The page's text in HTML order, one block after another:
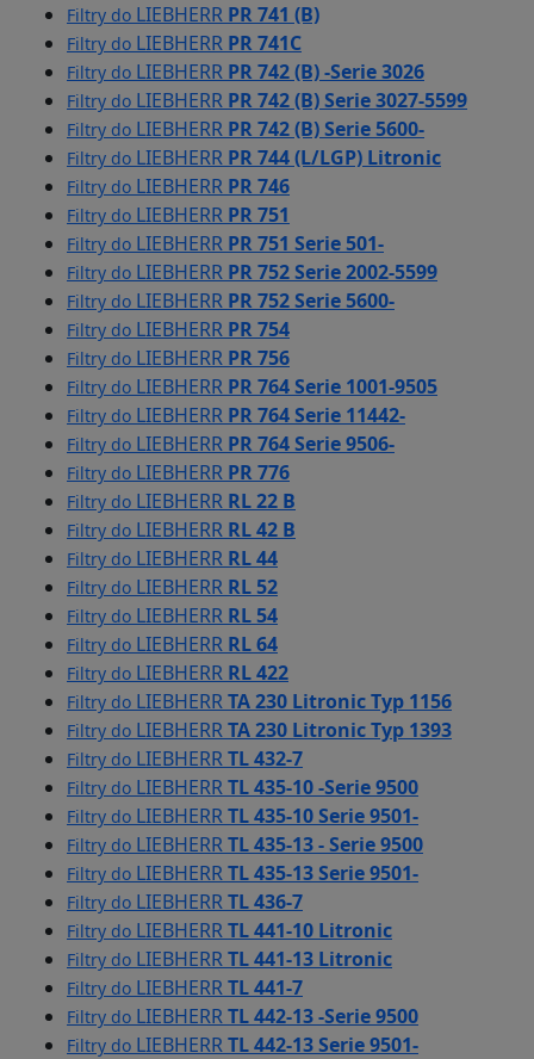
Filtry do LIEBHERR PR 741 (B)
Filtry do LIEBHERR PR 741C
Filtry do LIEBHERR PR 742 (B) -Serie 3026
Filtry do LIEBHERR PR 742 (B) Serie 3027-5599
Filtry do LIEBHERR PR 742 (B) Serie 5600-
Filtry do LIEBHERR PR 744 (L/LGP) Litronic
Filtry do LIEBHERR PR 746
Filtry do LIEBHERR PR 751
Filtry do LIEBHERR PR 751 Serie 501-
Filtry do LIEBHERR PR 752 Serie 2002-5599
Filtry do LIEBHERR PR 752 Serie 5600-
Filtry do LIEBHERR PR 754
Filtry do LIEBHERR PR 756
Filtry do LIEBHERR PR 764 Serie 1001-9505
Filtry do LIEBHERR PR 764 Serie 11442-
Filtry do LIEBHERR PR 764 Serie 9506-
Filtry do LIEBHERR PR 776
Filtry do LIEBHERR RL 22 B
Filtry do LIEBHERR RL 42 B
Filtry do LIEBHERR RL 44
Filtry do LIEBHERR RL 52
Filtry do LIEBHERR RL 54
Filtry do LIEBHERR RL 64
Filtry do LIEBHERR RL 422
Filtry do LIEBHERRTA 230 Litronic Typ 1156
Filtry do LIEBHERRTA 230 Litronic Typ 1393
Filtry do LIEBHERRTL 432-7
Filtry do LIEBHERRTL 435-10 -Serie 9500
Filtry do LIEBHERRTL 435-10 Serie 9501-
Filtry do LIEBHERRTL 435-13 - Serie 9500
Filtry do LIEBHERRTL 435-13 Serie 9501-
Filtry do LIEBHERRTL 436-7
Filtry do LIEBHERRTL 441-10 Litronic
Filtry do LIEBHERRTL 441-13 Litronic
Filtry do LIEBHERRTL 441-7
Filtry do LIEBHERRTL 442-13 -Serie 9500
Filtry do LIEBHERRTL 442-13 Serie 9501-